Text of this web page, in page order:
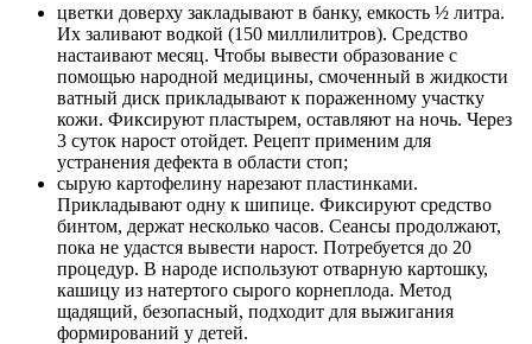
цветки доверху закладывают в банку, емкость ½ литра.
Их заливают водкой (150 миллилитров). Средство
настаивают месяц. Чтобы вывести образование с
помощью народной медицины, смоченный в жидкости
ватный диск прикладывают к пораженному участку
кожи. Фиксируют пластырем, оставляют на ночь. Через
3 суток нарост отойдет. Рецепт применим для
устранения дефекта в области стоп;
сырую картофелину нарезают пластинками.
Прикладывают одну к шипице. Фиксируют средство
бинтом, держат несколько часов. Сеансы продолжают,
пока не удастся вывести нарост. Потребуется до 20
процедур. В народе используют отварную картошку,
кашицу из натертого сырого корнеплода. Метод
щадящий, безопасный, подходит для выжигания
формирований у детей.